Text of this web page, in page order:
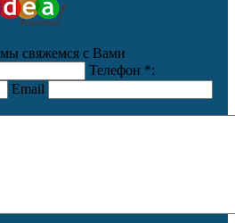
свяжемся с Вами
Телефон *:
Email